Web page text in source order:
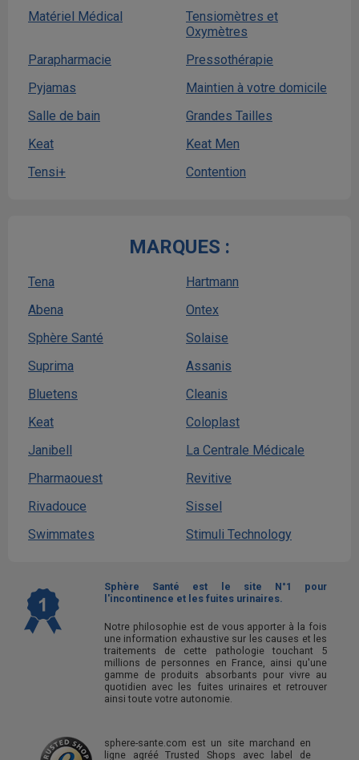
Matériel Médical
Tensiomètres et
Oxymètres
Parapharmacie
Pressothérapie
Pyjamas
Maintien à votre domicile
Salle de bain
Grandes Tailles
Keat
Keat Men
Tensi+
Contention
MARQUES :
Tena
Hartmann
Abena
Ontex
Sphère Santé
Solaise
Suprima
Assanis
Bluetens
Cleanis
Keat
Coloplast
Janibell
La Centrale Médicale
Pharmaouest
Revitive
Rivadouce
Sissel
Swimmates
Stimuli Technology
Sphère Santé est le site N°1 pour
l'incontinence et les fuites urinaires.
Notre philosophie est de vous apporter à la fois
une information exhaustive sur les causes et les
traitements de cette pathologie touchant 5
millions de personnes en France, ainsi qu'une
gamme de produits absorbants pour vivre au
quotidien avec les fuites urinaires et retrouver
ainsi toute votre autonomie.
sphere-sante.com est un site marchand en
ligne agréé Trusted Shops avec label de